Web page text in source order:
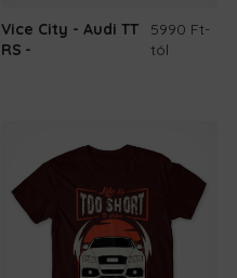
Vice City - Audi TT
RS
5990 Ft-
tól